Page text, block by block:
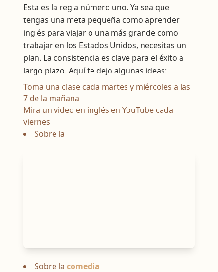
Esta es la regla número uno. Ya sea que
tengas una meta pequeña como aprender
inglés para viajar o una más grande como
trabajar en los Estados Unidos, necesitas un
plan. La consistencia es clave para el éxito a
largo plazo. Aquí te dejo algunas ideas:
Toma una clase cada martes y miércoles a las
7 de la mañana
Mira un video en inglés en YouTube cada
viernes
Sobre la
Sobre la comedia